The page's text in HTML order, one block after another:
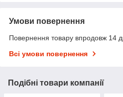
Умови повернення
Повернення товару впродовж 14
Всі умови повернення
Подібні товари компанії